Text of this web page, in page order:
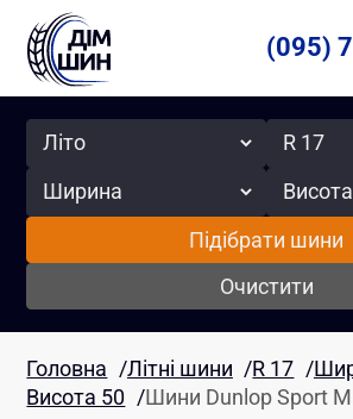
(095)
Сезон Радіус
Ширина Висота
Підібрати шини
Очистити
Головна /Літні шини /R 17 /
Висота 50 /Шини Dunlop Sport